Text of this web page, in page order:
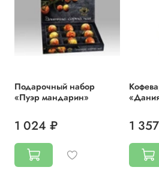
Подарочный набор
«Пуэр мандарин»
1 024 ₽ 1